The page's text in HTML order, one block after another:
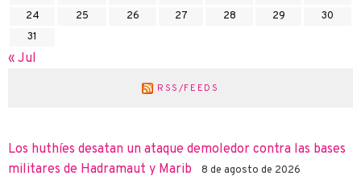
24
25 26 27 28 29
30
31
« Jul
RSS/FEEDS
Los huthíes desatan un ataque demoledor contra las bases
militares de Hadramaut y Marib
8 de agosto de 2026